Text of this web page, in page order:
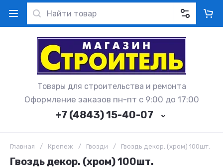
Товары для строительства и ремонта
Оформление заказов пн-пт с 9:00 до 17:00
+7 (4843) 15-40-07
Главная / Крепеж / Гвозди / Гвоздь декор. (хром) 100шт.
Гвоздь декор. (хром) 100шт.